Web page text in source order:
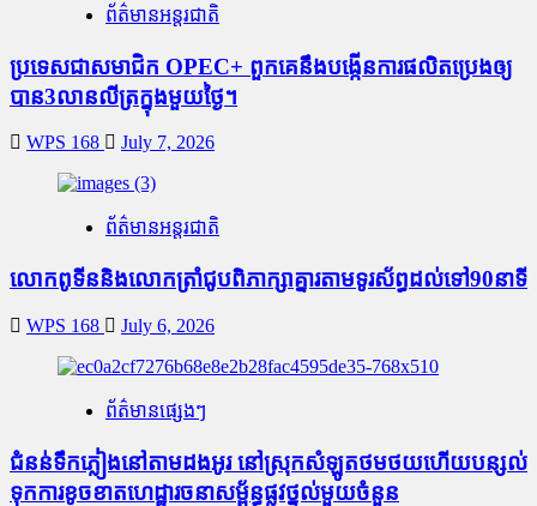
ព័ត៌មានអន្តរជាតិ
ប្រទេសជាសមាជិក OPEC+​ ពួកគេនឹងបង្កើនការផលិតប្រេងឲ្យ
បាន3លានលីត្រក្នុងមួយថ្ងៃ។
WPS 168 July 7, 2026
ព័ត៌មានអន្តរជាតិ
លោកពូទីននិងលោកត្រាំជូបពិភាក្សាគ្នារតាមទូរស័ព្ធដល់ទៅ90នាទី
WPS 168 July 6, 2026
ព័ត៌មានផ្សេងៗ
ជំនន់​ទឹកភ្លៀង​នៅ​តាម​ដងអូរ​ នៅ​ស្រុក​សំឡូត​ថមថយ​ហើយ​បន្សល់​
ទុក​ការ​ខូចខាត​ហេដ្ឋារចនាសម្ព័ន្ធ​ផ្លូវថ្នល់​មួយ​ចំនួន